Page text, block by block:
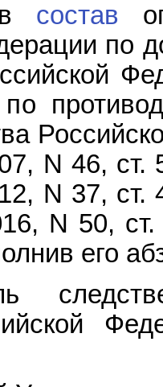
состав
по
N 46,
N 37,
N 50,
его